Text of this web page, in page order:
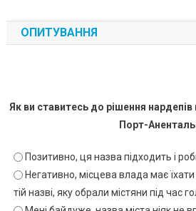
ОПИТУВАННЯ
Як ви ставитесь до рішення
Порт-
Позитивно, ця назва підходить і
Негативно, місцева влада має
тій назві, яку обрали містяни під час